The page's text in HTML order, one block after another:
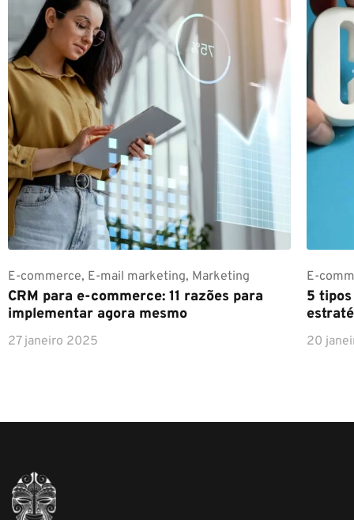
E-commerce, E-mail marketing, Marketing
CRM para e-commerce: 11 razões para
implementar agora mesmo
27 janeiro 2025
E-
5
20